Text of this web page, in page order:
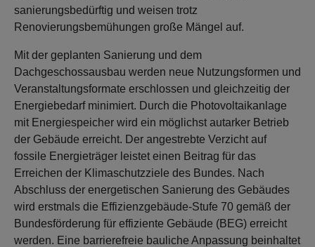
sanierungsbedürftig und weisen trotz
Renovierungsbemühungen große Mängel auf.
Mit der geplanten Sanierung und dem
Dachgeschossausbau werden neue Nutzungsformen und
Veranstaltungsformate erschlossen und gleichzeitig der
Energiebedarf minimiert. Durch die Photovoltaikanlage
mit Energiespeicher wird ein möglichst autarker Betrieb
der Gebäude erreicht. Der angestrebte Verzicht auf
fossile Energieträger leistet einen Beitrag für das
Erreichen der Klimaschutzziele des Bundes. Nach
Abschluss der energetischen Sanierung des Gebäudes
wird erstmals die Effizienzgebäude-Stufe 70 gemäß der
Bundesförderung für effiziente Gebäude (BEG) erreicht
werden. Eine barrierefreie bauliche Anpassung beinhaltet